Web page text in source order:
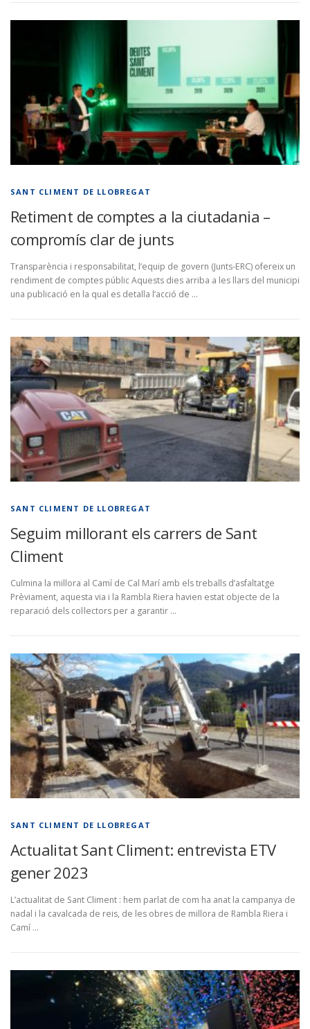
SANT CLIMENT DE LLOBREGAT
Retiment de comptes a la ciutadania –
compromís clar de junts
Transparència i responsabilitat, l’equip de govern (Junts-ERC) ofereix un
rendiment de comptes públic Aquests dies arriba a les llars del municipi
una publicació en la qual es detalla l’acció de …
SANT CLIMENT DE LLOBREGAT
Seguim millorant els carrers de Sant
Climent
Culmina la millora al Camí de Cal Marí amb els treballs d’asfaltatge
Prèviament, aquesta via i la Rambla Riera havien estat objecte de la
reparació dels col·lectors per a garantir …
SANT CLIMENT DE LLOBREGAT
Actualitat Sant Climent: entrevista ETV
gener 2023
L’actualitat de Sant Climent : hem parlat de com ha anat la campanya de
nadal i la cavalcada de reis, de les obres de millora de Rambla Riera i
Camí …